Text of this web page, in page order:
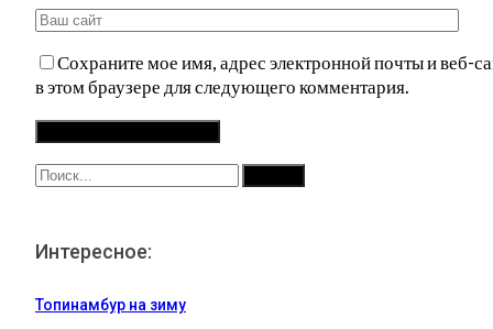
Сохраните мое имя, адрес электронной почты и веб-
в этом браузере для следующего комментария.
Интересное:
Топинамбур на зиму